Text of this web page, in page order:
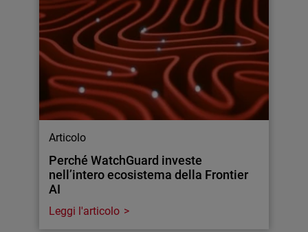
Articolo
Perché WatchGuard investe
nell’intero ecosistema della Frontier
AI
Leggi l'articolo